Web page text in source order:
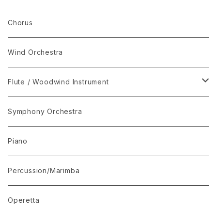
Set Package
I-Musici
"The Enchanted Forest"
“The Lark in the Clear Air”
Mandolin Solo
Recommended for Competition
Suite(Set Collection)
Chorus
Wind Orchestra
Flute / Woodwind Instrument
KARAOKE
Symphony Orchestra
Piano
Percussion/Marimba
Operetta